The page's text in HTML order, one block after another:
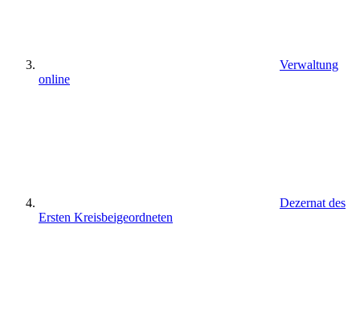
Verwaltung
online
Dezernat des
Ersten Kreisbeigeordneten